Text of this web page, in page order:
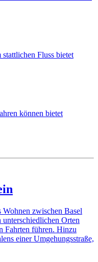
Fluss bietet
können bietet
Wohnen zwischen Basel
Orten
Fahrten führen. Hinzu
einer Umgehungsstraße,